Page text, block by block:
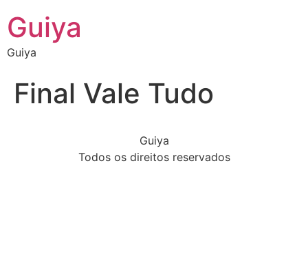
Guiya
Guiya
Final Vale Tudo
Guiya
Todos os direitos reservados